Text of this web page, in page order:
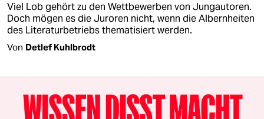
Viel Lob gehört zu den Wettbewerben von Jungautoren.
Doch mögen es die Juroren nicht, wenn die Albernheiten
des Literaturbetriebs thematisiert werden.
Von Detlef Kuhlbrodt